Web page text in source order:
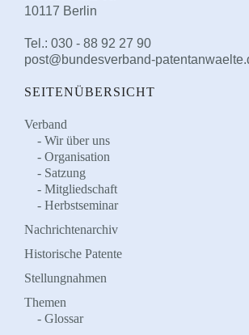
10117 Berlin
Tel.: 030 - 88 92 27 90
post@bundesverband-
SEITENÜBERSICHT
Verband
Wir über uns
Organisation
Satzung
Mitgliedschaft
Herbstseminar
Nachrichtenarchiv
Historische Patente
Stellungnahmen
Themen
Glossar